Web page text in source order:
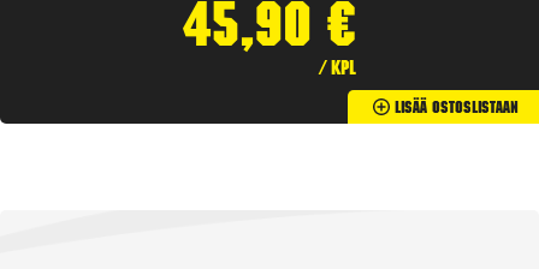
45,90 €
/ kpl
Lisää Ostoslistaan